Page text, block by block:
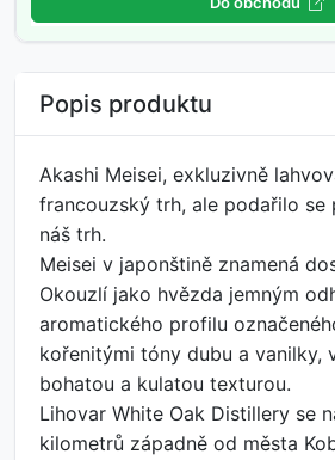
Popis produktu
Akashi Meisei, exkluzivně
francouzský trh, ale podařilo se
náš trh.
Meisei v japonštině znamená
Okouzlí jako hvězda jemným
aromatického profilu
kořenitými tóny dubu a vanilky,
bohatou a kulatou texturou.
Lihovar White Oak Distillery se
kilometrů západně od města